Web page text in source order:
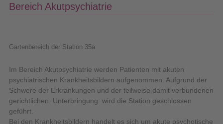
Bereich Akutpsychiatrie
Gartenbereich der Station 35a
Im Bereich Akutpsychiatrie werden Patienten mit akuten
psychiatrischen Krankheitsbildern aufgenommen. Aufgrund der
Schwere der Erkrankungen und der teilweise damit verbundenen
gerichtlichen Unterbringung wird die Station geschlossen
geführt.
Bei den Krankheitsbildern handelt es sich um akute psychotische